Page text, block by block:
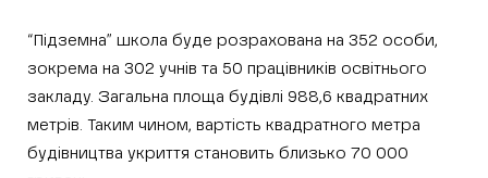
“Підземна” школа буде розрахована на 352 особи,
зокрема на 302 учнів та 50 працівників освітнього
закладу. Загальна площа будівлі 988,6 квадратних
метрів. Таким чином, вартість квадратного метра
будівництва укриття становить близько 70 000